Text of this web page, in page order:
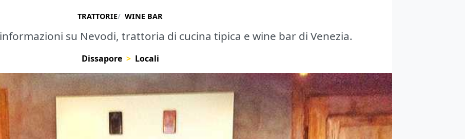
TRATTORIE WINE BAR
su Nevodi, trattoria di cucina tipica e wine bar di Venezia.
Dissapore Locali